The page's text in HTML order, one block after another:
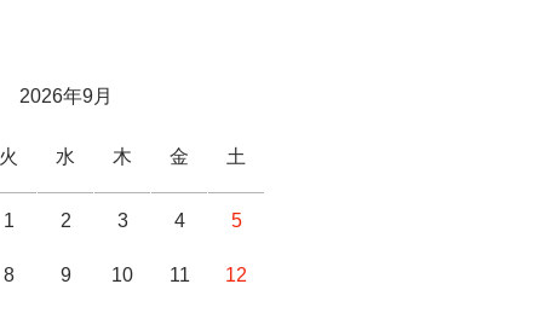
2026年9月
火 水 木 金 土
1 2 3 4 5
8 9 10 11 12